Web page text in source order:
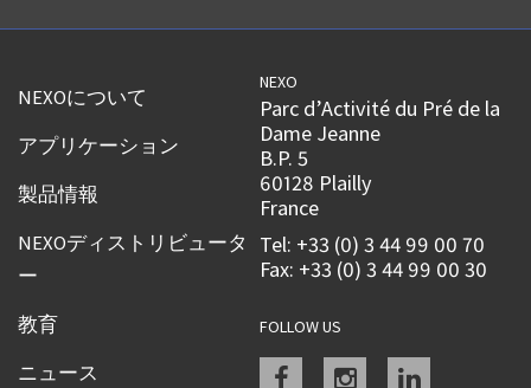
NEXOについて
アプリケーション
製品情報
NEXOディストリビュータ
ー
教育
ニュース
NEXO
Parc d’Activité du Pré de la
Dame Jeanne
B.P. 5
60128 Plailly
France
Tel: +33 (0) 3 44 99 00 70
Fax: +33 (0) 3 44 99 00 30
FOLLOW US
Facebookinstagramlinkedin